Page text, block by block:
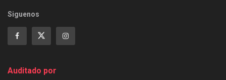
Siguenos
Auditado por